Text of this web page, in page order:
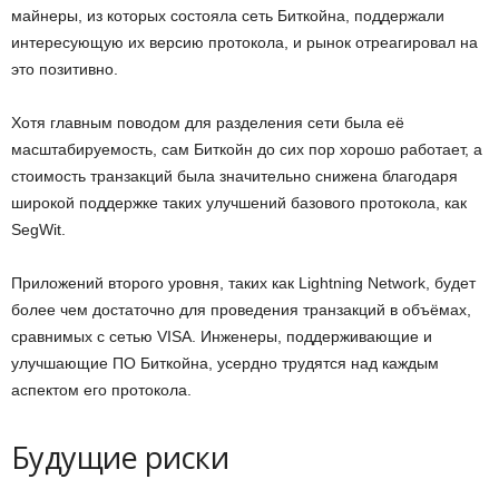
майнеры, из которых состояла сеть Биткойна, поддержали
интересующую их версию протокола, и рынок отреагировал на
это позитивно.
Хотя главным поводом для разделения сети была её
масштабируемость, сам Биткойн до сих пор хорошо работает, а
стоимость транзакций была значительно снижена благодаря
широкой поддержке таких улучшений базового протокола, как
SegWit.
Приложений второго уровня, таких как Lightning Network, будет
более чем достаточно для проведения транзакций в объёмах,
сравнимых с сетью VISA. Инженеры, поддерживающие и
улучшающие ПО Биткойна, усердно трудятся над каждым
аспектом его протокола.
Будущие риски